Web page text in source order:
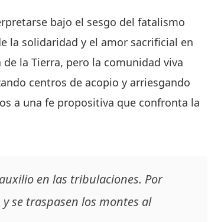
bajo el sesgo del fatalismo
la solidaridad y el amor sacrificial en
la Tierra, pero la comunidad viva
centros de acopio y arriesgando
a una fe propositiva que confronta la
en las tribulaciones. Por
se traspasen los montes al